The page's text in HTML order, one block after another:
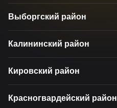
Выборгский район
Калининский район
Кировский район
Красногвардейский район